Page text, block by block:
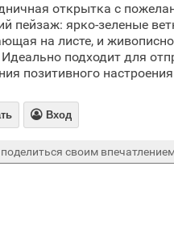
открытка с
пейзаж: ярко-зеленые
на листе, и
подходит для
позитивного
 Вход
своим